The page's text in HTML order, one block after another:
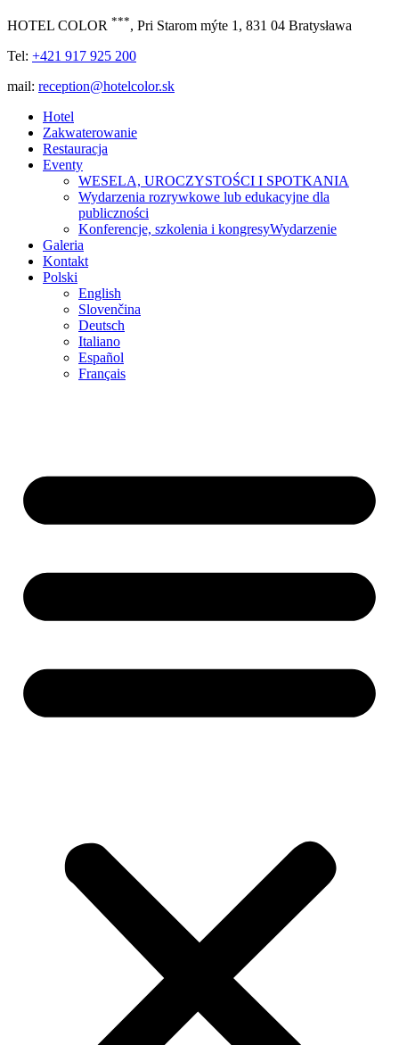
HOTEL COLOR ***, Pri Starom mýte 1, 831 04 Bratysława
Tel: +421 917 925 200
mail: reception@hotelcolor.sk
Hotel
Zakwaterowanie
Restauracja
Eventy
WESELA, UROCZYSTOŚCI I SPOTKANIA
Wydarzenia rozrywkowe lub edukacyjne dla
publiczności
Konferencje, szkolenia i kongresyWydarzenie
Galeria
Kontakt
Polski
English
Slovenčina
Deutsch
Italiano
Español
Français